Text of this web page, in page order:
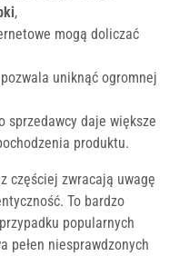
,
mogą doliczać
uniknąć ogromnej
sprzedawcy daje większe
produktu.
częściej zwracają uwagę
To bardzo
popularnych
pełen niesprawdzonych